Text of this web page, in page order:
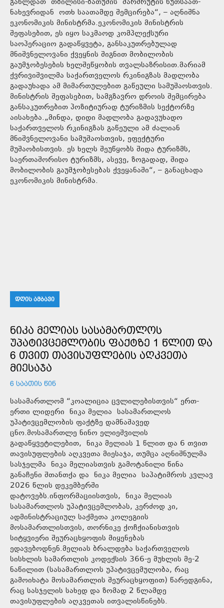
ნახევრიდან ოთხ საათამდე შემცირება“, – აღნიშნა
ეკონომიკის მინისტრმა.ეკონომიკის მინისტრის
შეფასებით, ეს იყო საკმაოდ კომპლექსური
საოპერაციო გადაწყვეტა, განსაკუთრებულად
მნიშვნელოვანი ქვეყნის შიგნით მობილობის
გაუმჯობესების ხელშეწყობის თვალსაზრისით.მარიამ
ქვრივიშვილმა საქართველოს რკინიგზას მადლობა
გადაუხადა ამ მიმართულებით გაწეული სამუშაოსთვის.
მინისტრის შეფასებით, სამგზავრო დროის შემცირება
განსაკუთრებით პოზიტიურად ტურიზმის სექტორზე
აისახება.„მინდა, დიდი მადლობა გადავუხადო
საქართველოს რკინიგზას გაწეული ამ ძალიან
მნიშვნელოვანი სამუშაოსთვის, ეფექტური
მუშაობისთვის. ეს ხელს შეუწყობს შიდა ტურიზმს,
საერთაშორისო ტურიზმს, ასევე, ზოგადად, შიდა
მობილობის გაუმჯობესებას ქვეყანაში“, – განაცხადა
ეკონომიკის მინისტრმა.
ᲓᲦᲘᲡ ᲐᲛᲑᲐᲕᲘ
ᲜᲘᲙᲐ ᲛᲔᲚᲘᲐᲡ ᲡᲐᲡᲐᲛᲐᲠᲗᲚᲝᲡ
ᲣᲞᲐᲢᲘᲕᲪᲔᲛᲚᲝᲑᲘᲡ ᲤᲐᲥᲢᲖᲔ 1 ᲬᲚᲘᲗ ᲓᲐ
6 ᲗᲕᲘᲗ ᲗᲐᲕᲘᲡᲣᲤᲚᲔᲑᲘᲡ ᲐᲦᲙᲕᲔᲗᲐ
ᲛᲘᲔᲡᲐᲯᲐ
6 ᲡᲐᲐᲗᲘᲡ ᲬᲘᲜ
სასამართლომ “კოალიცია ცვლილებისთვის“ ერთ-
ერთი ლიდერი ნიკა მელია სასამართლოს
უპატივცემლობის ფაქტზე დამნაშავედ
ცნო.მოსამართლე ნინო ელიეშვილის
გადაწყვეტილებით, ნიკა მელიას 1 წლით და 6 თვით
თავისუფლების აღკვეთა მიესაჯა, თუმცა აღნიშნულმა
სასჯელმა ნიკა მელიასთვის გამოტანილი წინა
განაჩენი შთანთქა და ნიკა მელია საპატიმროს კვლავ
2026 წლის დეკემბერში
დატოვებს.ინფორმაციისთვის, ნიკა მელიას
სასამართლოს უპატივცემლობას, კერძოდ კი,
ადმინისტრაციულ საქმეთა კოლეგიის
მოსამართლისთვის, თორნიკე ქოჩქიანისთვის
სიტყვიერი შეურაცხყოფის მიყენებას
ედავებოდნენ.მელიას ბრალდება საქართველოს
სისხლის სამართლის კოდექსის 366-ე მუხლის მე-2
ნაწილით (სასამართლოს უპატივცემულობა, რაც
გამოიხატა მოსამართლის შეურაცხყოფით) წარედგინა,
რაც სასჯელის სახედ და ზომად 2 წლამდე
თავისუფლების აღკვეთას ითვალისწინებს.